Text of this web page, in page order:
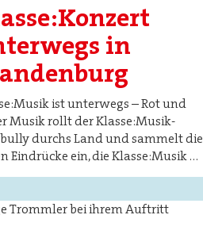
in
ist unterwegs – Rot und
Musik rollt der Klasse:Musik-
durchs Land und sammelt die
Eindrücke ein, die Klasse:Musik …